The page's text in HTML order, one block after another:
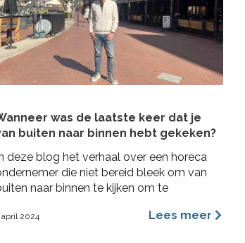
was de laatste keer dat je
buiten naar binnen hebt gekeken?
deze blog het verhaal over een horeca
die niet bereid bleek om van
naar binnen te kijken om te
april 2024 Lees meer